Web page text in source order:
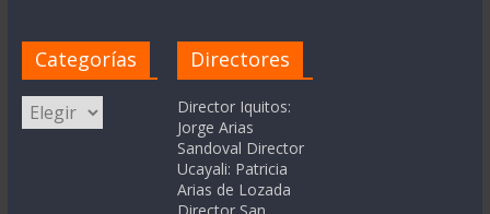
Categorías
Categorías
Directores
Director Iquitos:
Jorge Arias
Sandoval Director
Ucayali: Patricia
Arias de Lozada